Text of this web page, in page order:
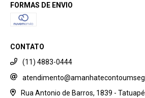
FORMAS DE ENVIO
CONTATO
(11) 4883-0444
Rua Antonio de Barros, 1839 -